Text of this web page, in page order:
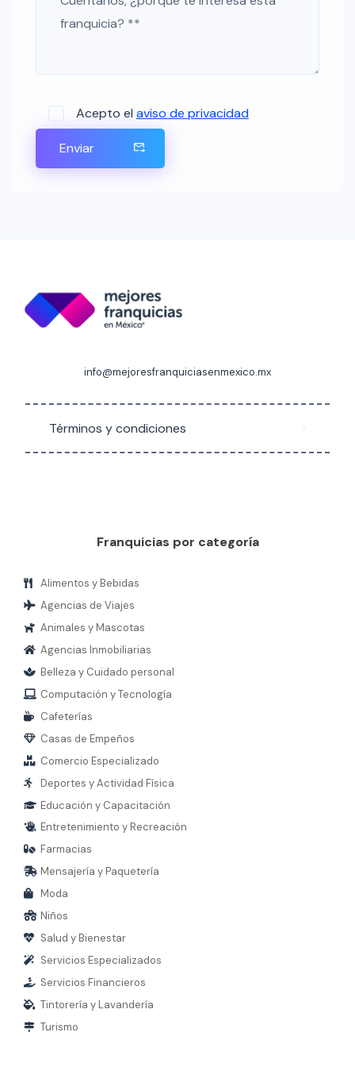
Acepto elaviso de privacidad
Enviar
info@mejoresfranquiciasenmexico.mx
Términos y condiciones
Franquicias por categoría
Alimentos y Bebidas
Agencias de Viajes
Animales y Mascotas
Agencias Inmobiliarias
Belleza y Cuidado personal
Computación y Tecnología
Cafeterías
Casas de Empeños
Comercio Especializado
Deportes y Actividad Física
Educación y Capacitación
Entretenimiento y Recreación
Farmacias
Mensajería y Paquetería
Moda
Niños
Salud y Bienestar
Servicios Especializados
Servicios Financieros
Tintorería y Lavandería
Turismo